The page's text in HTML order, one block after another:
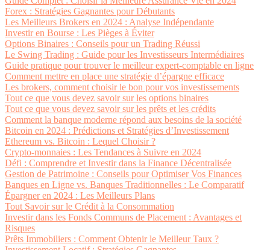
Forex : Stratégies Gagnantes pour Débutants
Les Meilleurs Brokers en 2024 : Analyse Indépendante
Investir en Bourse : Les Pièges à Éviter
Options Binaires : Conseils pour un Trading Réussi
Le Swing Trading : Guide pour les Investisseurs Intermédiaires
Guide pratique pour trouver le meilleur expert-comptable en ligne
Comment mettre en place une stratégie d’épargne efficace
Les brokers, comment choisir le bon pour vos investissements
Tout ce que vous devez savoir sur les options binaires
Tout ce que vous devez savoir sur les prêts et les crédits
Comment la banque moderne répond aux besoins de la société
Bitcoin en 2024 : Prédictions et Stratégies d’Investissement
Ethereum vs. Bitcoin : Lequel Choisir ?
Crypto-monnaies : Les Tendances à Suivre en 2024
Défi : Comprendre et Investir dans la Finance Décentralisée
Gestion de Patrimoine : Conseils pour Optimiser Vos Finances
Banques en Ligne vs. Banques Traditionnelles : Le Comparatif
Épargner en 2024 : Les Meilleurs Plans
Tout Savoir sur le Crédit à la Consommation
Investir dans les Fonds Communs de Placement : Avantages et
Risques
Prêts Immobiliers : Comment Obtenir le Meilleur Taux ?